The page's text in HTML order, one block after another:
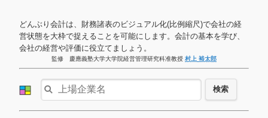
どんぶり会計は、財務諸表のビジュアル化(比例縮尺)で会社の経
営状態を大枠で捉えることを可能にします。会計の基本を学び、
会社の経営や評価に役立てましょう。
監修 慶應義塾大学大学院経営管理研究科准教授 村上 裕太郎
検索